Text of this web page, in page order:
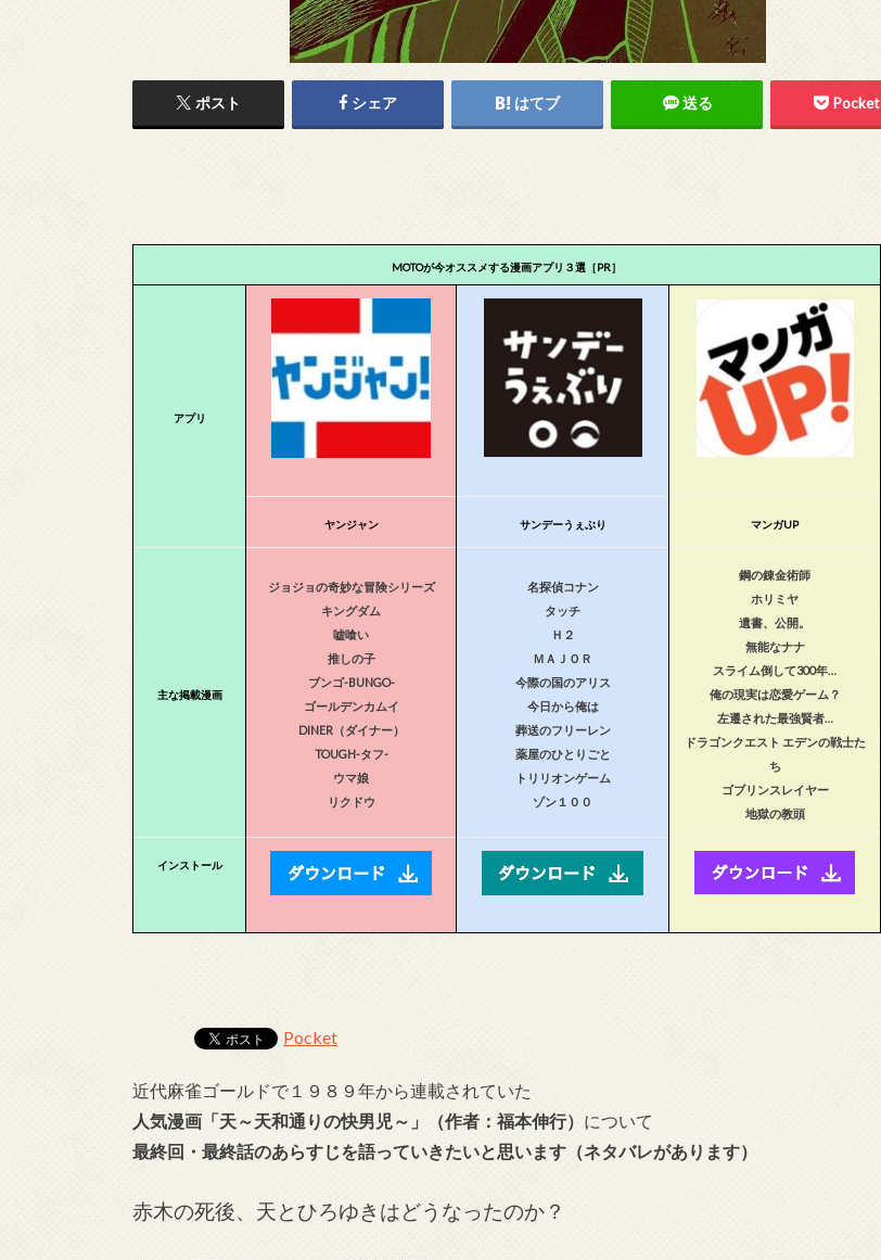
ポスト シェア はてブ 送る Pocket
MOTOが今オススメする漫画アプリ３選［PR］
アプリ
ヤンジャン サンデーうぇぶり マンガUP
主な掲載漫画
ジョジョの奇妙な冒険シリーズ
キングダム
嘘喰い
推しの子
ブンゴ-BUNGO-
ゴールデンカムイ
DINER（ダイナー）
TOUGH-タフ-
ウマ娘
リクドウ
名探偵コナン
タッチ
Ｈ２
ＭＡＪＯＲ
今際の国のアリス
今日から俺は
葬送のフリーレン
薬屋のひとりごと
トリリオンゲーム
ゾン１００
鋼の錬金術師
ホリミヤ
遺書、公開。
無能なナナ
スライム倒して300年…
俺の現実は恋愛ゲーム？
左遷された最強賢者…
ドラゴンクエスト エデンの戦士た
ち
ゴブリンスレイヤー
地獄の教頭
インストール
Pocket
近代麻雀ゴールドで１９８９年から連載されていた
人気漫画「天～天和通りの快男児～」（作者：福本伸行） について
最終回・最終話のあらすじを語っていきたいと思います（ネタバレがあります）
赤木の死後、天とひろゆきはどうなったのか？